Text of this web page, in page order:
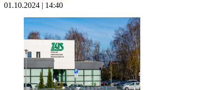
01.10.2024 | 14:40